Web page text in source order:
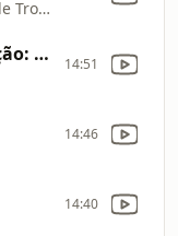
Stevie Ray Vaughan & Double Trouble
A Flor e o Espinho (Citação: Sombras da Água) 14:51
14:46
14:40